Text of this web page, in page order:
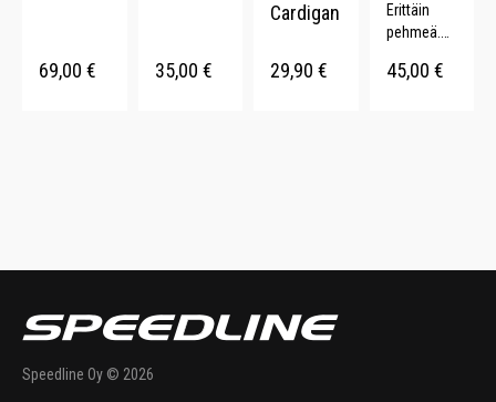
69,00 € 35,00 €
Cardigan
29,90 €
Erittäin
pehmeä.
resorit.
45,00 €
Speedline Oy © 2026